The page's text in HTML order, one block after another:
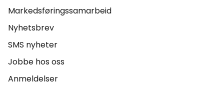
Markedsføringssamarbeid
Nyhetsbrev
SMS nyheter
Jobbe hos oss
Anmeldelser